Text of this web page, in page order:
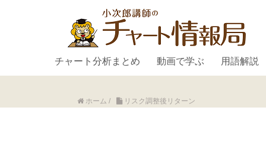
チャート分析まとめ 動画で学ぶ 用語解説
ホーム / リスク調整後リターン